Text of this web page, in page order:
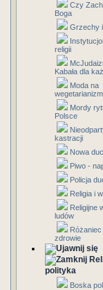
Czy
Boga
Grzechy
religii
Kabała dla
Moda na
wegetarianizm
Mordy
Polsce
kastracji
Nowa
Piwo -
Policja
Religia i
Religijne
ludów
Różaniec
zdrowie
polityka
Boska